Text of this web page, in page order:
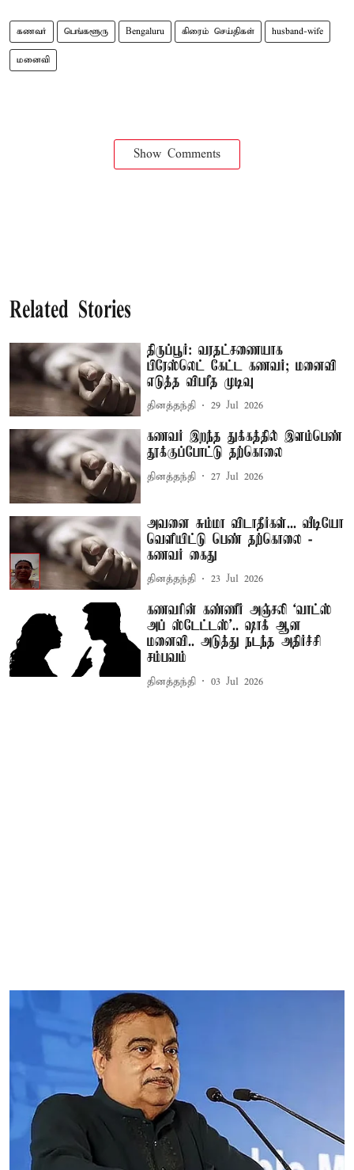
கணவர் பெங்களூரு Bengaluru கிரைம் செய்திகள் husband-wife
மனைவி
Show Comments
Related Stories
திருப்பூர்: வரதட்சணையாக
பிரேஸ்லெட் கேட்ட கணவர்; மனைவி
எடுத்த விபரீத முடிவு
தினத்தந்தி 29 Jul 2026
கணவர் இறந்த துக்கத்தில் இளம்பெண்
தூக்குப்போட்டு தற்கொலை
தினத்தந்தி 27 Jul 2026
அவனை சும்மா விடாதீர்கள்... வீடியோ
வெளியிட்டு பெண் தற்கொலை -
கணவர் கைது
தினத்தந்தி 23 Jul 2026
கணவரின் கண்ணீர் அஞ்சலி ‘வாட்ஸ்
அப் ஸ்டேட்டஸ்’.. ஷாக் ஆன
மனைவி.. அடுத்து நடந்த அதிர்ச்சி
சம்பவம்
தினத்தந்தி 03 Jul 2026